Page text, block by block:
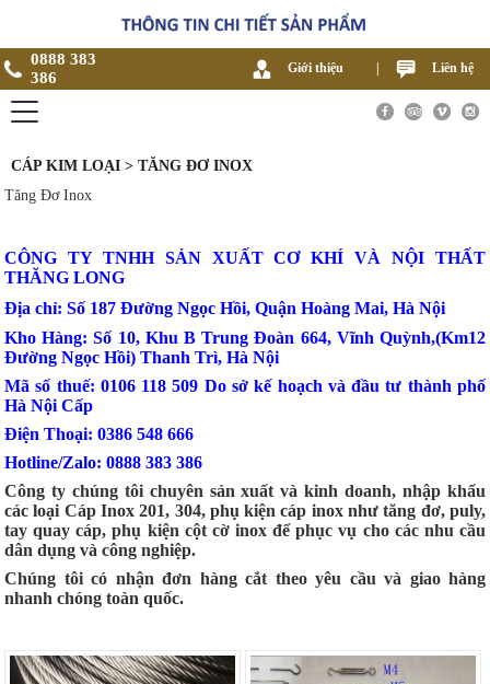
0888 383
386
Giới thiệu Liên hệ
CÁP KIM LOẠI > TĂNG ĐƠ INOX
Tăng Đơ Inox
CÔNG TY TNHH SẢN XUẤT CƠ KHÍ VÀ NỘI THẤT
THĂNG LONG
Địa chỉ: Số 187 Đường Ngọc Hồi, Quận Hoàng Mai, Hà Nội
Kho Hàng: Số 10, Khu B Trung Đoàn 664, Vĩnh Quỳnh,(Km12
Đường Ngọc Hồi) Thanh Trì, Hà Nội
Mã số thuế: 0106 118 509 Do sở kế hoạch và đầu tư thành phố
Hà Nội Cấp
Điện Thoại: 0386 548 666
Hotline/Zalo: 0888 383 386
Công ty chúng tôi chuyên sản xuất và kinh doanh, nhập khẩu
các loại Cáp Inox 201, 304, phụ kiện cáp inox như tăng đơ, puly,
tay quay cáp, phụ kiện cột cờ inox để phục vụ cho các nhu cầu
dân dụng và công nghiệp.
Chúng tôi có nhận đơn hàng cắt theo yêu cầu và giao hàng
nhanh chóng toàn quốc.